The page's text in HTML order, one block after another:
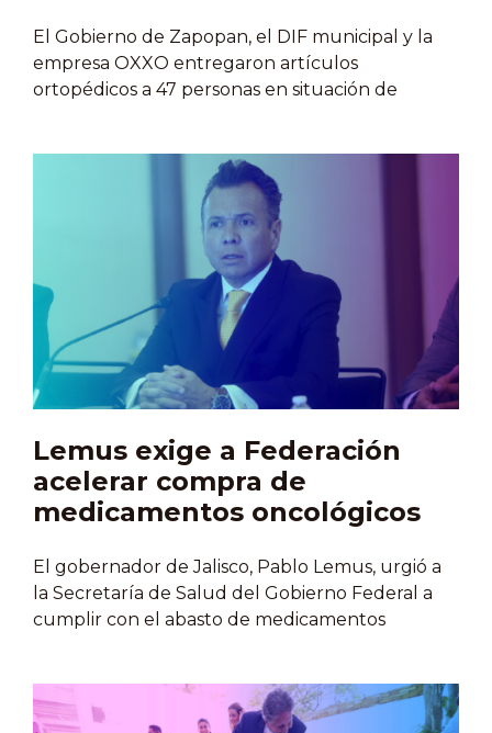
El Gobierno de Zapopan, el DIF municipal y la
empresa OXXO entregaron artículos
ortopédicos a 47 personas en situación de
calidad de vida. La entrega se realizó en las
instalaciones del DIF Zapopan y constó de sillas
de ruedas, andaderas, muletas, bastones y
aparatos auditivos con una inversión de más de
70 mil pesos.Michelle Greicha Frangie,
presidenta del Patronato DIF Zapopan, destacó
la importancia de estas acciones por su impacto
inmediato, mientras que la directora general del
DIF, Karla Segura Juárez, subrayó el
compromiso del organismo de mantenerse…
Lemus exige a Federación
acelerar compra de
medicamentos oncológicos
El gobernador de Jalisco, Pablo Lemus, urgió a
la Secretaría de Salud del Gobierno Federal a
cumplir con el abasto de medicamentos
Cancerología y el Hospital Civil.El mandatario
aseguró que, aunque el estado ha invertido